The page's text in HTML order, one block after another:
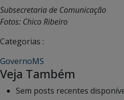
Subsecretaria de Comunicação
Fotos: Chico Ribeiro
Categorias :
GovernoMS
Veja Também
Sem posts recentes